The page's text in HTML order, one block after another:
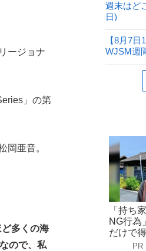
ージョナ
」の第
岡亜音。
多くの海
ので、私
週末はど
日)
【8月7
WJSM週
「持ち
NG行為
だけで
PR